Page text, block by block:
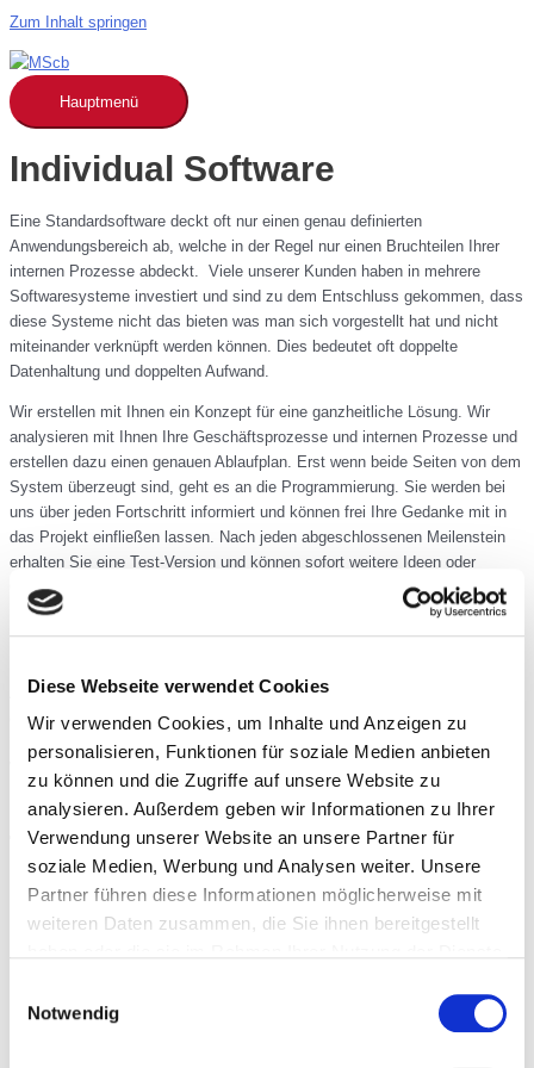
Diese Webseite verwendet Cookies
Wir verwenden Cookies, um Inhalte und Anzeigen zu
personalisieren, Funktionen für soziale Medien anbieten
zu können und die Zugriffe auf unsere Website zu
analysieren. Außerdem geben wir Informationen zu Ihrer
Verwendung unserer Website an unsere Partner für
soziale Medien, Werbung und Analysen weiter. Unsere
Partner führen diese Informationen möglicherweise mit
weiteren Daten zusammen, die Sie ihnen bereitgestellt
Notwendig
Zum Inhalt springen
Hauptmenü
Individual Software
Eine Standardsoftware deckt oft nur einen genau definierten
Anwendungsbereich ab, welche in der Regel nur einen Bruchteilen Ihrer
internen Prozesse abdeckt. Viele unserer Kunden haben in mehrere
Softwaresysteme investiert und sind zu dem Entschluss gekommen, dass
diese Systeme nicht das bieten was man sich vorgestellt hat und nicht
miteinander verknüpft werden können. Dies bedeutet oft doppelte
Datenhaltung und doppelten Aufwand.
Wir erstellen mit Ihnen ein Konzept für eine ganzheitliche Lösung. Wir
analysieren mit Ihnen Ihre Geschäftsprozesse und internen Prozesse und
erstellen dazu einen genauen Ablaufplan. Erst wenn beide Seiten von dem
System überzeugt sind, geht es an die Programmierung. Sie werden bei
uns über jeden Fortschritt informiert und können frei Ihre Gedanke mit in
das Projekt einfließen lassen. Nach jeden abgeschlossenen Meilenstein
erhalten Sie eine Test-Version und können sofort weitere Ideen oder
Optimierungsvorschläge einbringen.
Auch nach der Software-Einführung und erstem produktiven Arbeiten mit
der Software, stehen wir Ihnen mit Rat und Tat zur Seite und können auch
im Nachhinein weitere Anpassungen, Optimierungen oder
Weiterentwicklungen durchführen.
Lösungen
Webseiten
Hotelsoftware